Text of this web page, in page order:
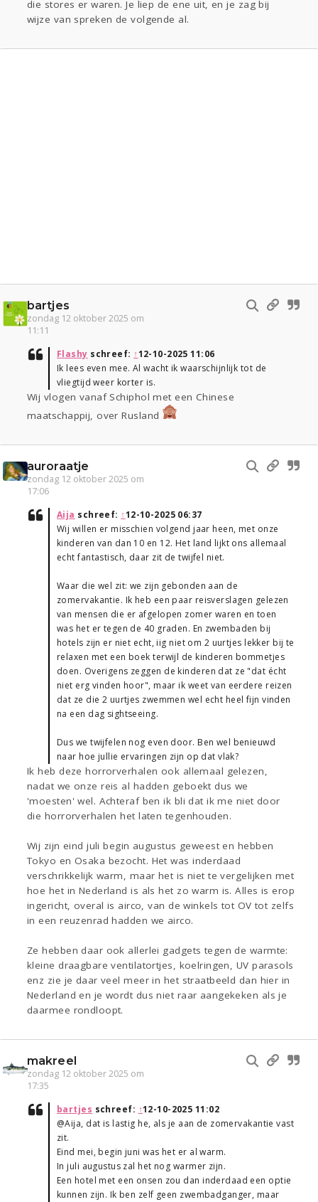
die stores er waren. Je liep de ene uit, en je zag bij
wijze van spreken de volgende al.
bartjes
zondag 12 oktober 2025 om
11:11
Flashy schreef: ↑12-10-2025 11:06
Ik lees even mee. Al wacht ik waarschijnlijk tot de
vliegtijd weer korter is.
Wij vlogen vanaf Schiphol met een Chinese
maatschappij, over Rusland
auroraatje
zondag 12 oktober 2025 om
17:06
Aija schreef: ↑12-10-2025 06:37
Wij willen er misschien volgend jaar heen, met onze
kinderen van dan 10 en 12. Het land lijkt ons allemaal
echt fantastisch, daar zit de twijfel niet.
Waar die wel zit: we zijn gebonden aan de
zomervakantie. Ik heb een paar reisverslagen gelezen
van mensen die er afgelopen zomer waren en toen
was het er tegen de 40 graden. En zwembaden bij
hotels zijn er niet echt, iig niet om 2 uurtjes lekker bij te
relaxen met een boek terwijl de kinderen bommetjes
doen. Overigens zeggen de kinderen dat ze "dat écht
niet erg vinden hoor", maar ik weet van eerdere reizen
dat ze die 2 uurtjes zwemmen wel echt heel fijn vinden
na een dag sightseeing.
Dus we twijfelen nog even door. Ben wel benieuwd
naar hoe jullie ervaringen zijn op dat vlak?
Ik heb deze horrorverhalen ook allemaal gelezen,
nadat we onze reis al hadden geboekt dus we
'moesten' wel. Achteraf ben ik bli dat ik me niet door
die horrorverhalen het laten tegenhouden.
Wij zijn eind juli begin augustus geweest en hebben
Tokyo en Osaka bezocht. Het was inderdaad
verschrikkelijk warm, maar het is niet te vergelijken met
hoe het in Nederland is als het zo warm is. Alles is erop
ingericht, overal is airco, van de winkels tot OV tot zelfs
in een reuzenrad hadden we airco.
Ze hebben daar ook allerlei gadgets tegen de warmte:
kleine draagbare ventilatortjes, koelringen, UV parasols
enz zie je daar veel meer in het straatbeeld dan hier in
Nederland en je wordt dus niet raar aangekeken als je
daarmee rondloopt.
makreel
zondag 12 oktober 2025 om
17:35
bartjes schreef: ↑12-10-2025 11:02
@Aija, dat is lastig he, als je aan de zomervakantie vast
zit.
Eind mei, begin juni was het er al warm.
In juli augustus zal het nog warmer zijn.
Een hotel met een onsen zou dan inderdaad een optie
kunnen zijn. Ik ben zelf geen zwembadganger, maar